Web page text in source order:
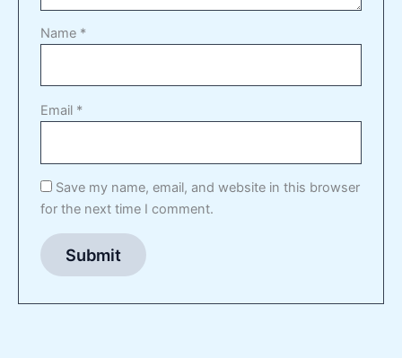
Name *
Email *
Save my name, email, and website in this browser
for the next time I comment.